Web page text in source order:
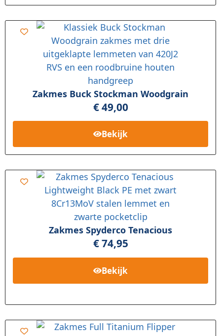
Zakmes Buck Stockman Woodgrain
€49,00
Bekijk
Zakmes Spyderco Tenacious
€74,95
Bekijk